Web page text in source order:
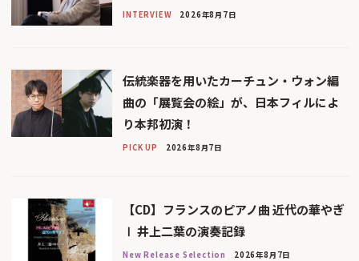
INTERVIEW 2026年8月7日
伝統楽器を用いたカーチュン・ウォン編
曲の「展覧会の絵」が、日本フィルによ
り本邦初演！
PICK UP 2026年8月7日
【CD】フランスのピアノ曲 近代の華やぎ
Ⅰ 井上二葉の演奏記録
New Release Selection 2026年8月7日